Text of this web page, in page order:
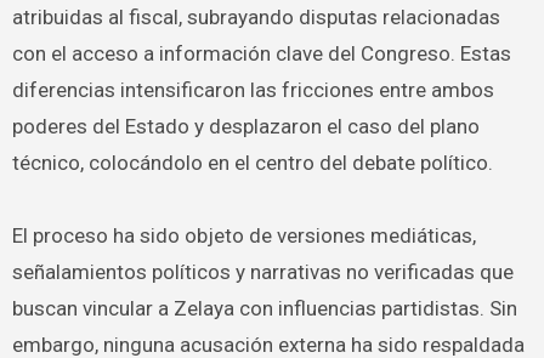
atribuidas al fiscal, subrayando disputas relacionadas
con el acceso a información clave del Congreso. Estas
diferencias intensificaron las fricciones entre ambos
poderes del Estado y desplazaron el caso del plano
técnico, colocándolo en el centro del debate político.
El proceso ha sido objeto de versiones mediáticas,
señalamientos políticos y narrativas no verificadas que
buscan vincular a Zelaya con influencias partidistas. Sin
embargo, ninguna acusación externa ha sido respaldada